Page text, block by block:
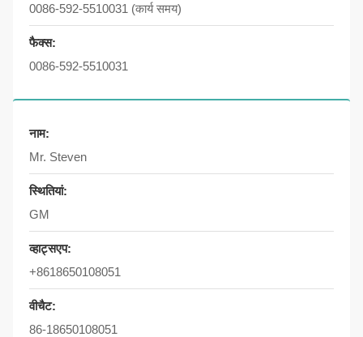
0086-592-5510031 (कार्य समय)
फैक्स:
0086-592-5510031
नाम:
Mr. Steven
स्थितियां:
GM
व्हाट्सएप:
+8618650108051
वीचैट:
86-18650108051